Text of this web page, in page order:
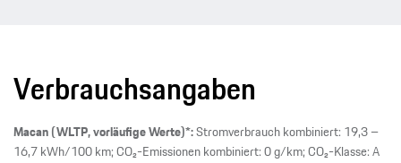
Verbrauchsangaben
Macan (WLTP, vorläufige Werte)*:Stromverbrauch kombiniert: 19,3 –
16,7 kWh/100 km; CO₂-Emissionen kombiniert: 0 g/km; CO₂-Klasse: A